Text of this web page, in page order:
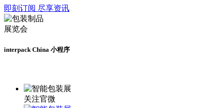
即刻订阅 尽享资讯
interpack China 小程序
关注官微